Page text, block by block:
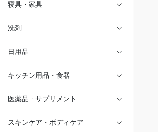
寝具・家具
洗剤
日用品
キッチン用品・食器
医薬品・サプリメント
スキンケア・ボディケア